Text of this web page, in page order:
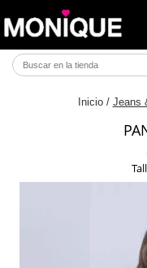
Inicio / Jeans